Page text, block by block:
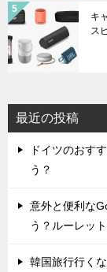
キ
ス
最近の投稿
ドイツのおす
う？
意外と便利な
う？ルーレッ
韓国旅行行く